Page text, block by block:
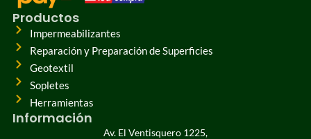
Información
Av. El Ventisquero 1225,
Productos
Impermeabilizantes
Reparación y Preparación de Superficies
Geotextil
Sopletes
Herramientas